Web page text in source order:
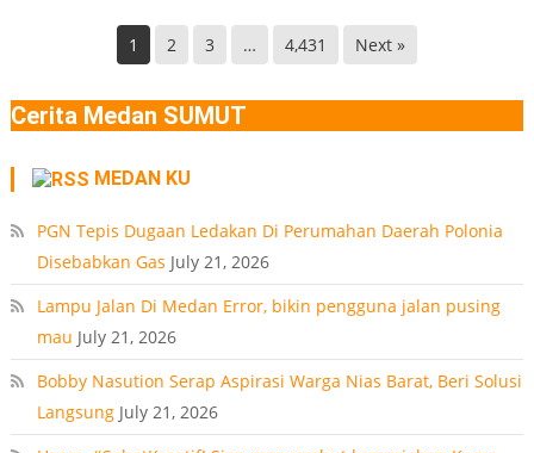
Ledakan
Rumah
Medan
1 2 3 … 4,431 Next »
Cerita Medan SUMUT
MEDAN KU
PGN Tepis Dugaan Ledakan Di Perumahan Daerah Polonia
Disebabkan Gas July 21, 2026
Lampu Jalan Di Medan Error, bikin pengguna jalan pusing
mau July 21, 2026
Bobby Nasution Serap Aspirasi Warga Nias Barat, Beri Solusi
Langsung July 21, 2026